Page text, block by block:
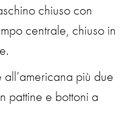
chiuso con
centrale, chiuso in
più due
pattine e bottoni a